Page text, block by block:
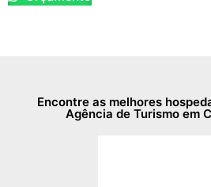
Encontre as melhores
Agência de Turismo em